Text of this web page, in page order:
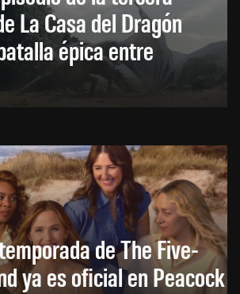
La Casa del Dragón
épica entre
de The Five-
ya es oficial en Peacock